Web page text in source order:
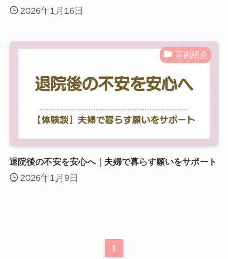
2026年1月16日
事例紹介
退院後の不安を安心へ｜夫婦で暮らす願いをサポート
2026年1月9日
1